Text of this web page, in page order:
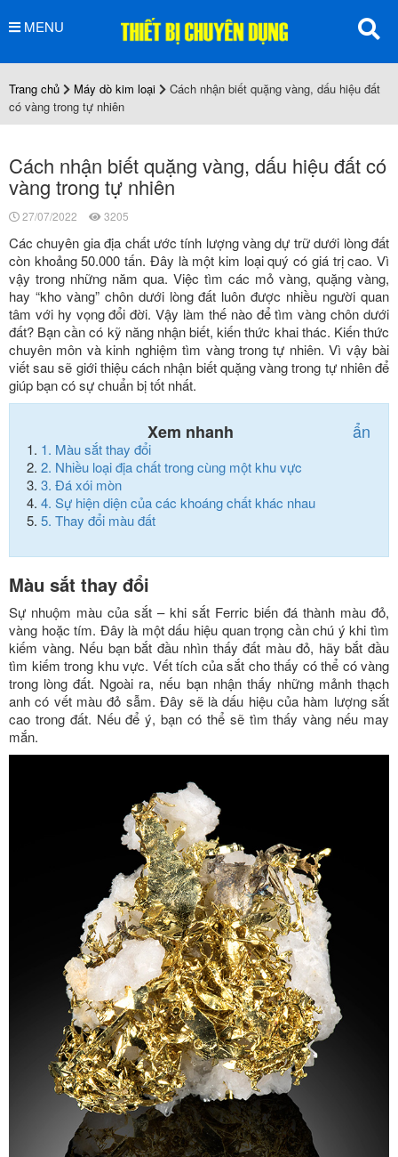
MENU
Trang chủ Máy dò kim loại
Cách nhận biết quặng vàng, dấu hiệu đất
có vàng trong tự nhiên
Cách nhận biết quặng vàng, dấu hiệu đất có
vàng trong tự nhiên
27/07/2022 3205
Các chuyên gia địa chất ước tính lượng vàng dự trữ dưới lòng đất
còn khoảng 50.000 tấn. Đây là một kim loại quý có giá trị cao. Vì
vậy trong những năm qua. Việc tìm các mỏ vàng, quặng vàng,
hay “kho vàng” chôn dưới lòng đất luôn được nhiều người quan
tâm với hy vọng đổi đời. Vậy làm thế nào để tìm vàng chôn dưới
đất? Bạn cần có kỹ năng nhận biết, kiến ​​thức khai thác. Kiến ​​thức
chuyên môn và kinh nghiệm tìm vàng trong tự nhiên. Vì vậy bài
viết sau sẽ giới thiệu cách nhận biết quặng vàng trong tự nhiên để
giúp bạn có sự chuẩn bị tốt nhất.
Xem nhanh ẩn
1. Màu sắt thay đổi
2. Nhiều loại địa chất trong cùng một khu vực
3. Đá xói mòn
4. Sự hiện diện của các khoáng chất khác nhau
5. Thay đổi màu đất
Màu sắt thay đổi
Sự nhuộm màu của sắt – khi sắt Ferric biến đá thành màu đỏ,
vàng hoặc tím. Đây là một dấu hiệu quan trọng cần chú ý khi tìm
kiếm vàng. Nếu bạn bắt đầu nhìn thấy đất màu đỏ, hãy bắt đầu
tìm kiếm trong khu vực. Vết tích của sắt cho thấy có thể có vàng
trong lòng đất. Ngoài ra, nếu bạn nhận thấy những mảnh thạch
anh có vết màu đỏ sẫm. Đây sẽ là dấu hiệu của hàm lượng sắt
cao trong đất. Nếu để ý, bạn có thể sẽ tìm thấy vàng nếu may
mắn.